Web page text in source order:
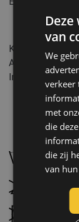
Kenmerken:
Aantal wascycli:
Industrie: Bouw
Niet
van
We
verkeer
met
die
die zij
van